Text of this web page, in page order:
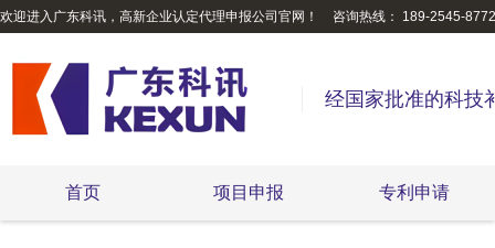
欢迎进入广东科讯，高新企业认定代理申报公司官网！ 咨询热线： 189-2545-8772
经国家批准的科技
首页 项目申报 专利申请